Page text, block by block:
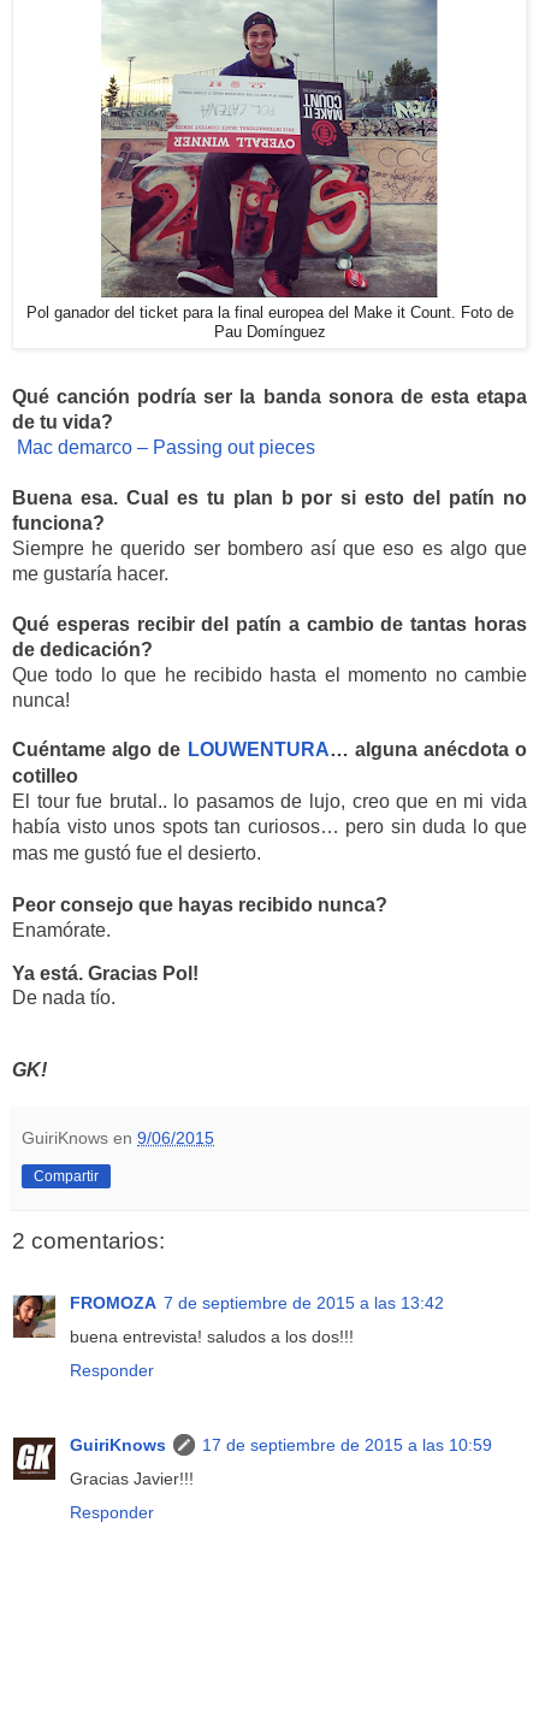
Pol ganador del ticket para la final europea del Make it Count. Foto de
Pau Domínguez
Qué canción podría ser la banda sonora de esta etapa
de tu vida?
Mac demarco – Passing out pieces
Buena esa. Cual es tu plan b por si esto del patín no
funciona?
Siempre he querido ser bombero así que eso es algo que
me gustaría hacer.
Qué esperas recibir del patín a cambio de tantas horas
de dedicación?
Que todo lo que he recibido hasta el momento no cambie
nunca!
Cuéntame algo de LOUWENTURA… alguna anécdota o
cotilleo
había visto unos spots tan curiosos… pero sin duda lo que
mas me gustó fue el desierto.
Peor consejo que hayas recibido nunca?
Enamórate.
Ya está. Gracias Pol!
De nada tío.
GK!
GuiriKnows en 9/06/2015
Compartir
2 comentarios:
FROMOZA 7 de septiembre de 2015 a las 13:42
buena entrevista! saludos a los dos!!!
Responder
GuiriKnows
17 de septiembre de 2015 a las 10:59
Gracias Javier!!!
Responder